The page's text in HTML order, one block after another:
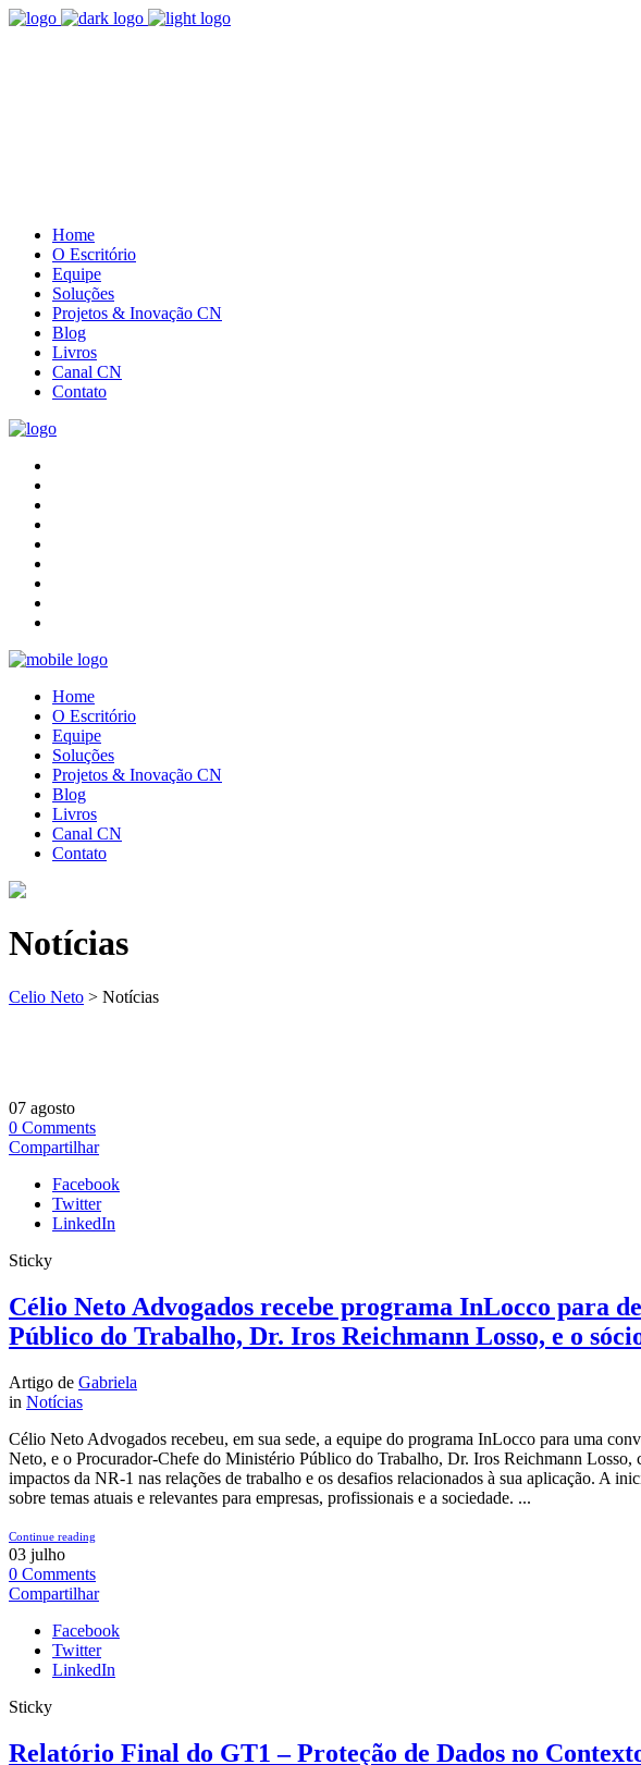
Home
O Escritório
Equipe
Soluções
Projetos & Inovação CN
Blog
Livros
Canal CN
Contato
Home
O Escritório
Equipe
Soluções
Projetos & Inovação CN
Blog
Livros
Canal CN
Contato
Notícias
Celio Neto > Notícias
07 agosto
0 Comments
Compartilhar
Facebook
Twitter
LinkedIn
Sticky
Célio Neto Advogados recebe programa InLocco para
Público do Trabalho, Dr. Iros Reichmann Losso, e o
Artigo de Gabriela
in Notícias
Célio Neto Advogados recebeu, em sua sede, a equipe do programa InLocco para uma
Neto, e o Procurador-Chefe do Ministério Público do Trabalho, Dr. Iros Reichmann
impactos da NR-1 nas relações de trabalho e os desafios relacionados à sua aplicação. A
sobre temas atuais e relevantes para empresas, profissionais e a sociedade. ...
Continue reading
03 julho
0 Comments
Compartilhar
Facebook
Twitter
LinkedIn
Sticky
Relatório Final do GT1 – Proteção de Dados no